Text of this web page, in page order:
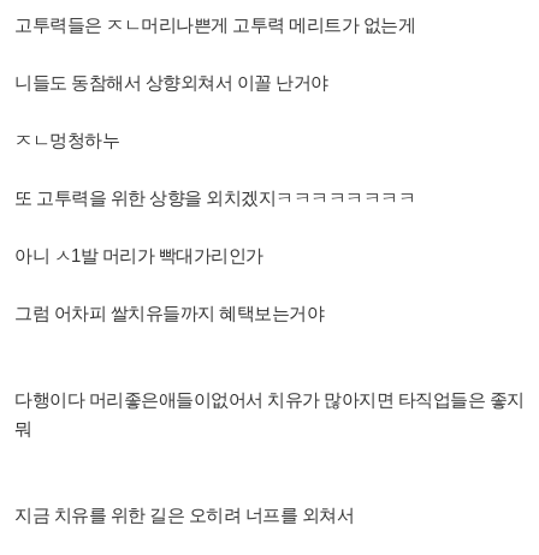
고투력들은 ㅈㄴ머리나쁜게 고투력 메리트가 없는게
니들도 동참해서 상향외쳐서 이꼴 난거야
ㅈㄴ멍청하누
또 고투력을 위한 상향을 외치겠지ㅋㅋㅋㅋㅋㅋㅋㅋ
아니 ㅅ1발 머리가 빡대가리인가
그럼 어차피 쌀치유들까지 혜택보는거야
다행이다 머리좋은애들이없어서 치유가 많아지면 타직업들은 좋지
뭐
지금 치유를 위한 길은 오히려 너프를 외쳐서